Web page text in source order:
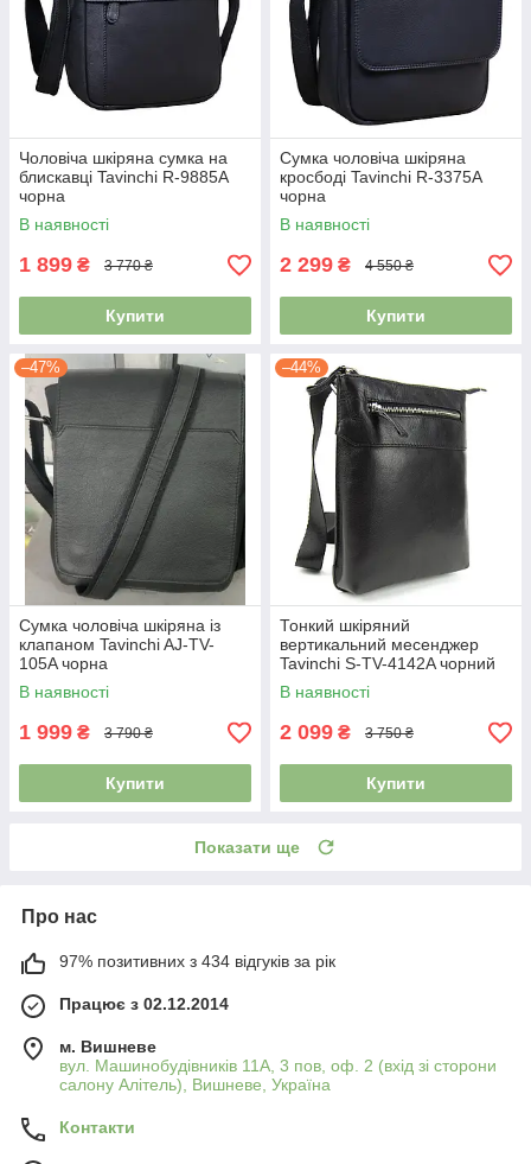
Чоловіча шкіряна сумка на
блискавці Tavinchi R-9885A
чорна
В наявності
1 899 ₴ 3 770 ₴
Купити
Сумка чоловіча шкіряна
кросбоді Tavinchi R-3375A
чорна
В наявності
2 299 ₴ 4 550 ₴
Купити
–47%
Сумка чоловіча шкіряна із
клапаном Tavinchi AJ-TV-
105A чорна
В наявності
1 999 ₴ 3 790 ₴
Купити
–44%
Тонкий шкіряний
вертикальний месенджер
Tavinchi S-TV-4142A чорний
В наявності
2 099 ₴ 3 750 ₴
Купити
Показати ще
Про нас
97% позитивних з 434 відгуків за рік
Працює з 02.12.2014
м. Вишневе
вул. Машинобудівників 11А, 3 пов, оф. 2 (вхід зі сторони
салону Алітель), Вишневе, Україна
Контакти